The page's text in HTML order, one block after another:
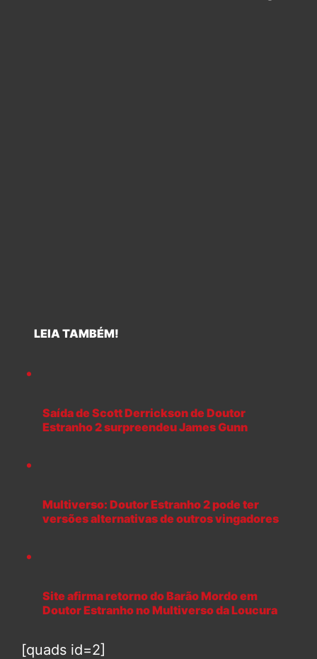
LEIA TAMBÉM!
Saída de Scott Derrickson de Doutor
Estranho 2 surpreendeu James Gunn
Multiverso: Doutor Estranho 2 pode ter
versões alternativas de outros vingadores
Site afirma retorno do Barão Mordo em
Doutor Estranho no Multiverso da Loucura
[quads id=2]